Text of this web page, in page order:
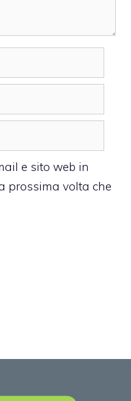
e sito web in
prossima volta che